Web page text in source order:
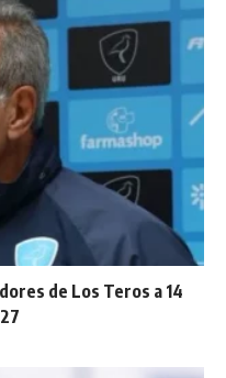
de Los Teros a 14